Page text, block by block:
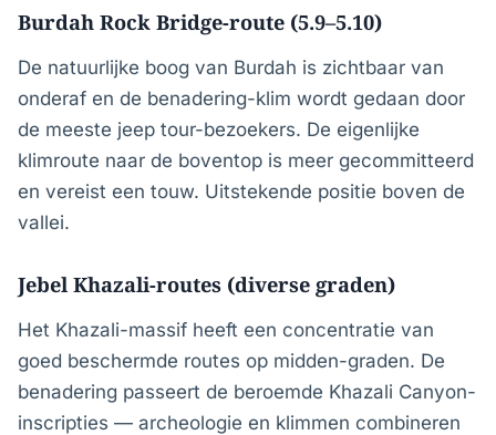
Burdah Rock Bridge-route (5.9–5.10)
De natuurlijke boog van Burdah is zichtbaar van
onderaf en de benadering-klim wordt gedaan door
de meeste jeep tour-bezoekers. De eigenlijke
klimroute naar de boventop is meer gecommitteerd
en vereist een touw. Uitstekende positie boven de
vallei.
Jebel Khazali-routes (diverse graden)
Het Khazali-massif heeft een concentratie van
goed beschermde routes op midden-graden. De
benadering passeert de beroemde Khazali Canyon-
inscripties — archeologie en klimmen combineren